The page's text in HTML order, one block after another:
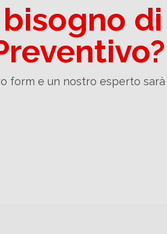
form e un nostro esperto sarà